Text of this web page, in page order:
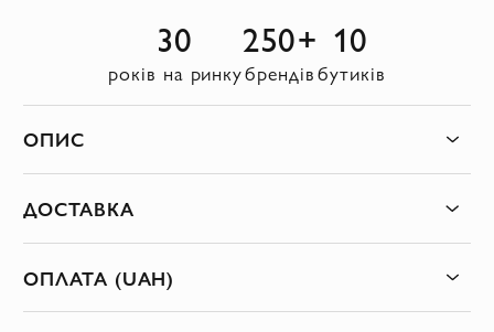
30
років на ринку
250+
брендів
10
бутиків
ОПИС
ДОСТАВКА
ОПЛАТА (UAH)